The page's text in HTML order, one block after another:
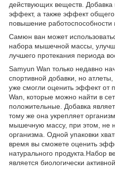
действующих веществ.
эффект, а также эффект
повышение
Самюн ван может
набора мышечной массы,
лучшего протекания периода
Samyun Wan только недавно
спортивной добавки, но
уже смогли оценить эффект от
Wan, которые можно найти в
положительные. Добавка
тому же она укрепляет
мышечную массу, при этом, не
организма. Одной упаковки
время вы сможете оценить
натурального продукта.Набор
является биологически